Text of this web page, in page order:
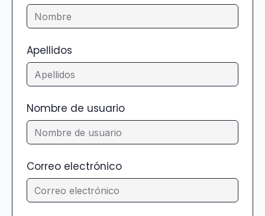
Apellidos
Nombre de usuario
Correo electrónico